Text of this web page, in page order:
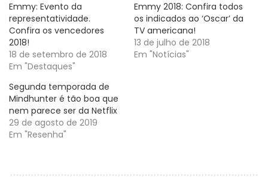
Emmy: Evento da
representatividade.
Confira os vencedores
2018!
18 de setembro de 2018
Em "Destaques"
Emmy 2018: Confira todos
os indicados ao ‘Oscar’ da
TV americana!
13 de julho de 2018
Em "Notícias"
Segunda temporada de
Mindhunter é tão boa que
nem parece ser da Netflix
29 de agosto de 2019
Em "Resenha"